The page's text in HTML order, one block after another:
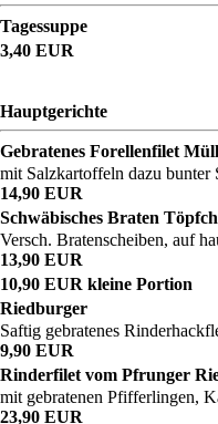
Tagessuppe
3,40 EUR
Hauptgerichte
Gebratenes Forellenfilet
mit Salzkartoffeln dazu bunter
14,90 EUR
Schwäbisches Braten
Versch. Bratenscheiben, auf
13,90 EUR
10,90 EUR kleine Portion
Riedburger
Saftig gebratenes
9,90 EUR
Rinderfilet vom Pfrunger
mit gebratenen Pfifferlingen,
23,90 EUR